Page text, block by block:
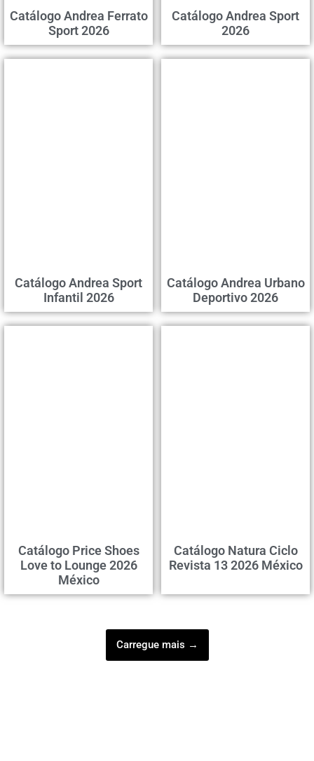
Catálogo Andrea Ferrato
Sport 2026
Catálogo Andrea Sport
2026
Catálogo Andrea Sport
Infantil 2026
Catálogo Andrea Urbano
Deportivo 2026
Catálogo Price Shoes
Love to Lounge 2026
México
Catálogo Natura Ciclo
Revista 13 2026 México
Carregue mais →